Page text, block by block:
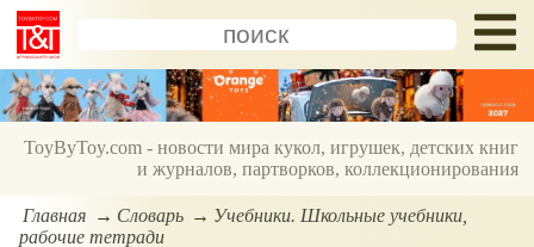
ToyByToy.com - новости мира кукол, игрушек, детских книг
и журналов, партворков, коллекционирования
Главная Словарь
Учебники. Школьные учебники,
рабочие тетради